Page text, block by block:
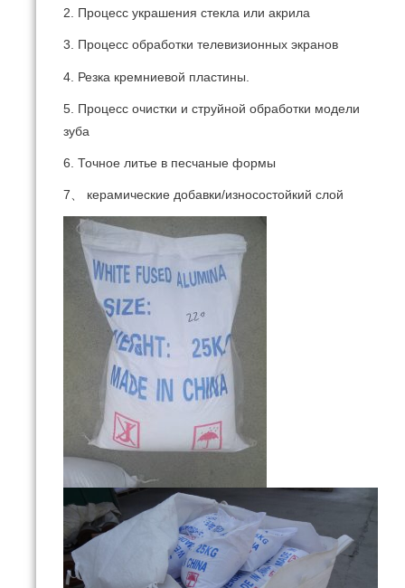
2. Процесс украшения стекла или акрила
3. Процесс обработки телевизионных экранов
4. Резка кремниевой пластины.
5. Процесс очистки и струйной обработки модели
зуба
6. Точное литье в песчаные формы
7、 керамические добавки/износостойкий слой